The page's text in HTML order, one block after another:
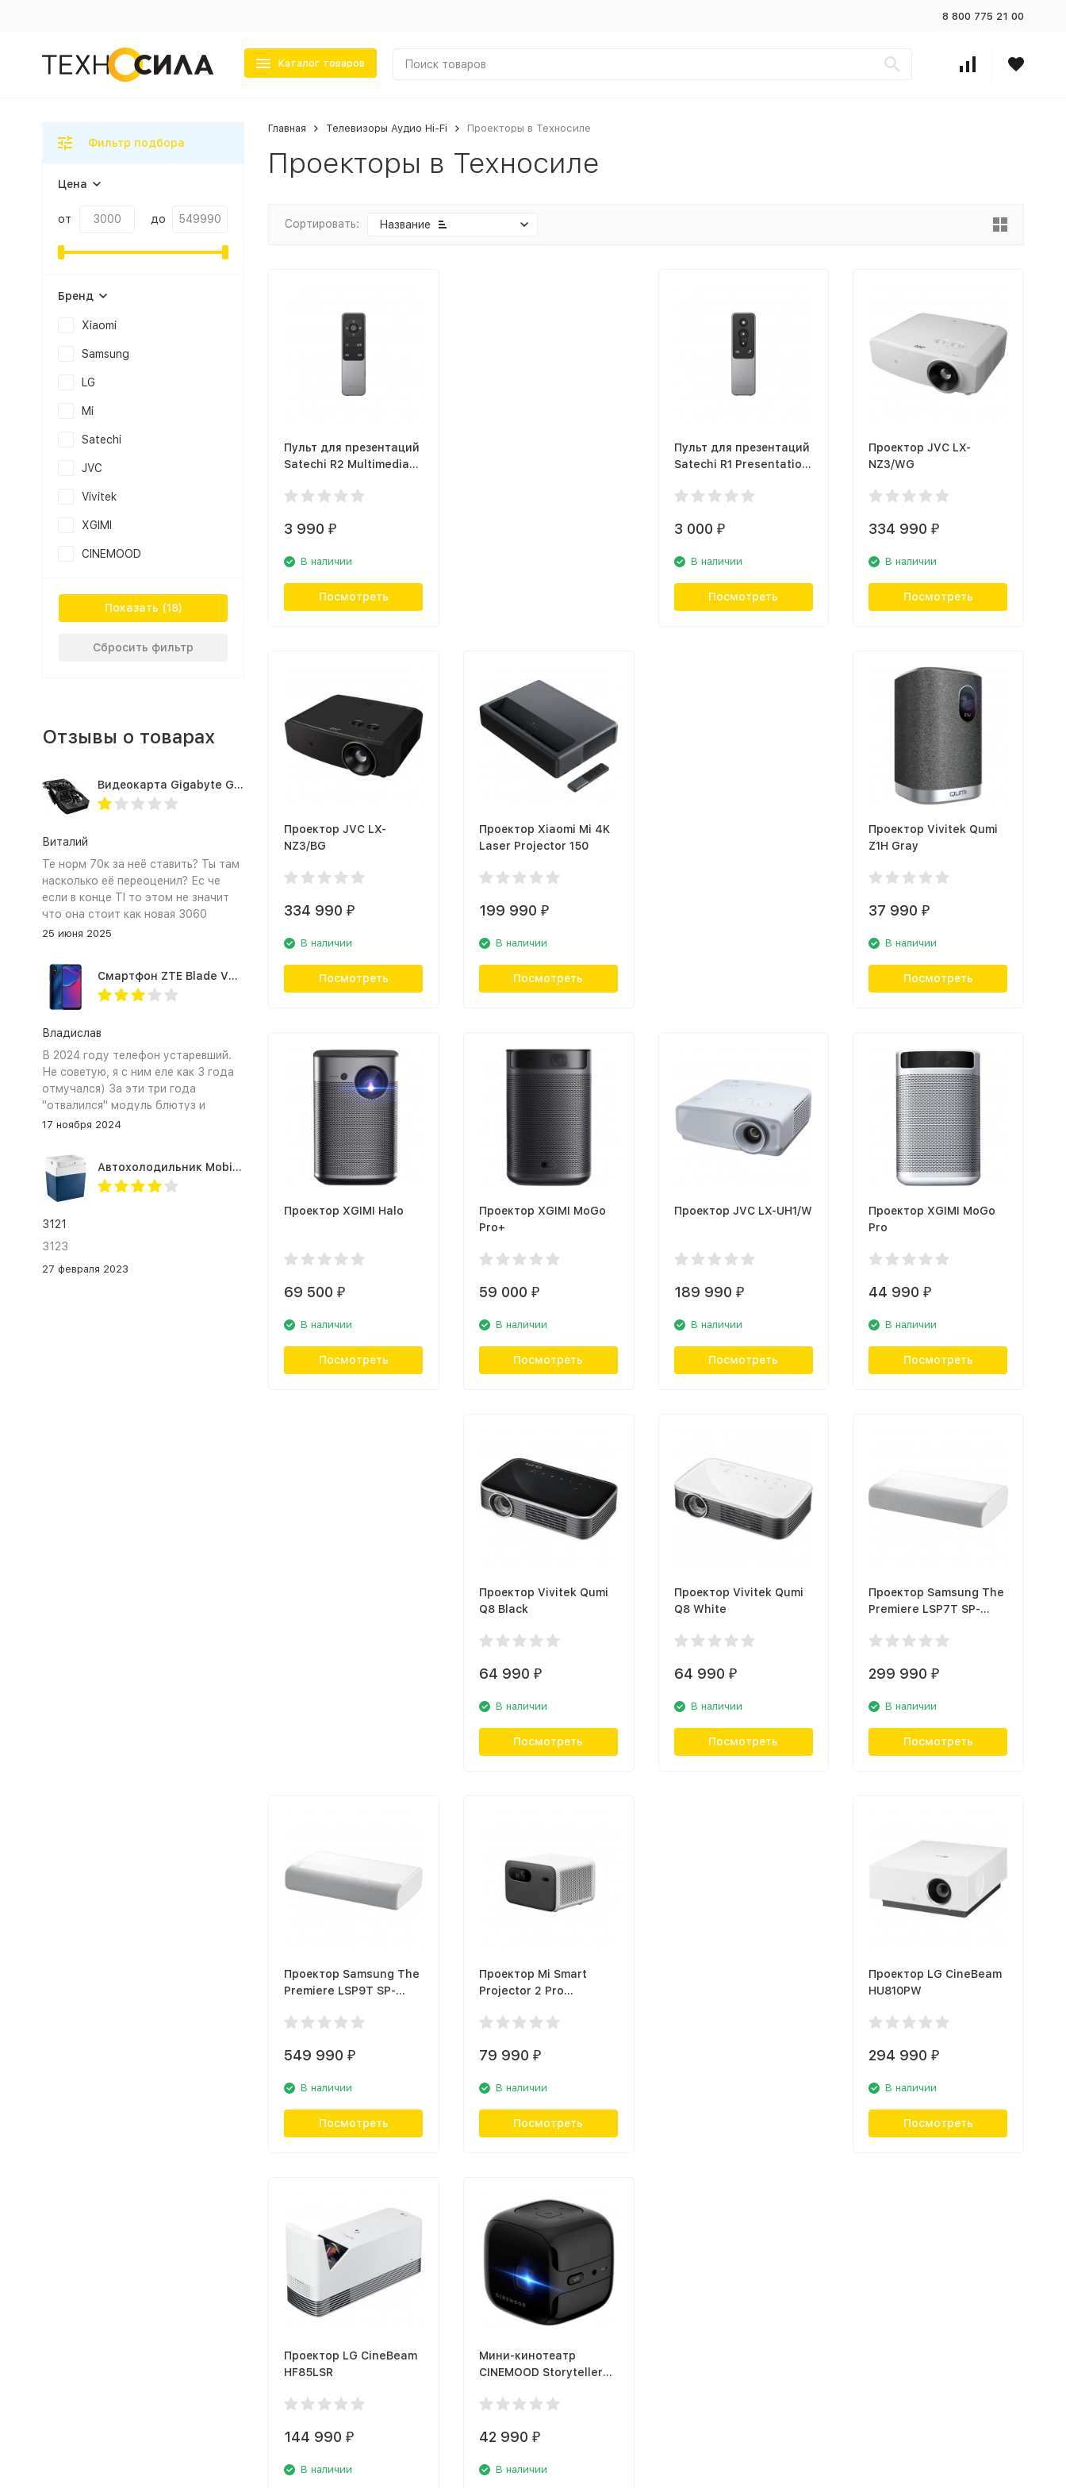
8 800 775 21 00
Каталог товаров
Главная Телевизоры Аудио Hi-Fi Проекторы в Техносиле
Проекторы в Техносиле
Сортировать: Название
Пульт для презентаций
Satechi R2 Multimedia
космос
3 990 ₽
В наличии
Посмотреть
Пульт для презентаций
Satechi R1 Presentation
3 000 ₽
В наличии
Посмотреть
Проектор JVC LX-
NZ3/WG
334 990₽
В наличии
Посмотреть
Проектор JVC LX-
NZ3/BG
334 990 ₽
В наличии
Посмотреть
Проектор Xiaomi Mi 4K
Laser Projector 150
199 990 ₽
В наличии
Посмотреть
Проектор Vivitek Qumi
Z1H Gray
37 990₽
В наличии
Посмотреть
Проектор XGIMI Halo
69 500 ₽
В наличии
Посмотреть
Проектор XGIMI MoGo
Pro+
59 000 ₽
В наличии
Посмотреть
Проектор JVC LX-UH1/W
189 990 ₽
В наличии
Посмотреть
Проектор XGIMI MoGo
Pro
44 990₽
В наличии
Посмотреть
Проектор Vivitek Qumi
Q8 Black
64 990 ₽
В наличии
Посмотреть
Проектор Vivitek Qumi
Q8 White
64 990 ₽
В наличии
Посмотреть
Проектор Samsung The
Premiere LSP7T SP-
299 990₽
В наличии
Посмотреть
Проектор Samsung The
Premiere LSP9T SP-
549 990 ₽
В наличии
Посмотреть
Проектор Mi Smart
Projector 2 Pro
79 990 ₽
В наличии
Посмотреть
Проектор LG CineBeam
HU810PW
294 990₽
В наличии
Посмотреть
Проектор LG CineBeam
HF85LSR
144 990 ₽
В наличии
Мини-кинотеатр
CINEMOOD Storyteller
42 990 ₽
В наличии
Фильтр подбора
Цена
от до
Бренд
Xiaomi
Samsung
LG
Mi
Satechi
JVC
Vivitek
XGIMI
CINEMOOD
Показать
Сбросить фильтр
Отзывы о товарах
Видеокарта Gigabyte GTX1660TI 6GB (GV-N166TOC-6GD 1.0A)
Виталий
Те норм 70к за неё ставить? Ты там
насколько её переоценил? Ес че
если в конце TI то этом не значит
что она стоит как новая 3060
25 июня 2025
Смартфон ZTE Blade V2020 Smart 64 Гб синий
Владислав
В 2024 году телефон устаревший.
Не советую, я с ним еле как 3 года
отмучался) За эти три года
"отвалился" модуль блютуз и
сканер отпечатка пальца
17 ноября 2024
Автохолодильник Mobicool MV26 AC/DC
3121
3123
27 февраля 2023